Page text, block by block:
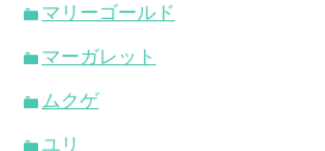
マリーゴールド
マーガレット
ムクゲ
ユリ